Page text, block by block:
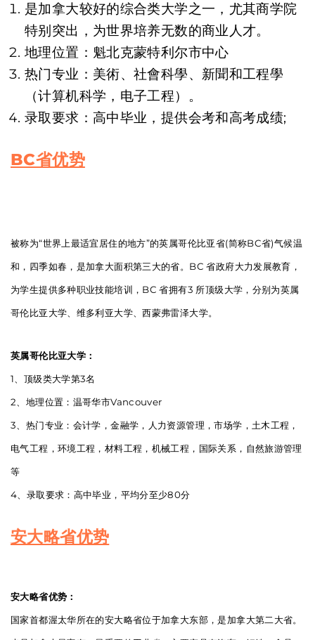
是加拿大较好的综合类大学之一，尤其商学院
特别突出，为世界培养无数的商业人才。
地理位置：魁北克蒙特利尔市中心
热门专业：美術、社會科學、新聞和工程學
（计算机科学，电子工程）。
录取要求：高中毕业，提供会考和高考成绩;
BC省优势
被称为“世界上最适宜居住的地方”的英属哥伦比亚省(简称BC省)气候温
和，四季如春，是加拿大面积第三大的省。BC 省政府大力发展教育，
为学生提供多种职业技能培训，BC 省拥有3 所顶级大学，分别为英属
哥伦比亚大学、维多利亚大学、西蒙弗雷泽大学。
英属哥伦比亚大学：
1、顶级类大学第3名
2、地理位置：温哥华市Vancouver
3、热门专业：会计学，金融学，人力资源管理，市场学，土木工程，
电气工程，环境工程，材料工程，机械工程，国际关系，自然旅游管理
等
4、录取要求：高中毕业，平均分至少80分
安大略省优势
安大略省优势：
国家首都渥太华所在的安大略省位于加拿大东部，是加拿大第二大省。